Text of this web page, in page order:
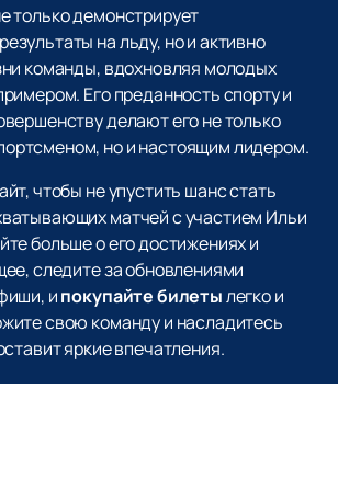
только демонстрирует
на льду, но и активно
команды, вдохновляя молодых
Его преданность спорту и
делают его не только
но и настоящим лидером.
чтобы не упустить шанс стать
матчей с участием Ильи
больше о его достижениях и
следите за обновлениями
ипокупайте билетылегко и
свою команду и насладитесь
яркие впечатления.